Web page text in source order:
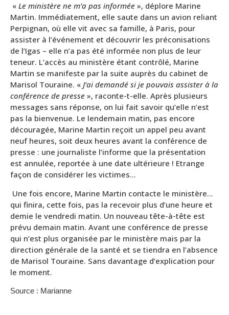
« Le ministère ne m’a pas informée », déplore Marine
Martin. Immédiatement, elle saute dans un avion reliant
Perpignan, où elle vit avec sa famille, à Paris, pour
assister à l’événement et découvrir les préconisations
de l’Igas – elle n’a pas été informée non plus de leur
teneur. L’accès au ministère étant contrôlé, Marine
Martin se manifeste par la suite auprès du cabinet de
Marisol Touraine. « J’ai demandé si je pouvais assister à la
conférence de presse », raconte-t-elle. Après plusieurs
messages sans réponse, on lui fait savoir qu’elle n’est
pas la bienvenue. Le lendemain matin, pas encore
découragée, Marine Martin reçoit un appel peu avant
neuf heures, soit deux heures avant la conférence de
presse : une journaliste l’informe que la présentation
est annulée, reportée à une date ultérieure ! Etrange
façon de considérer les victimes…
Une fois encore, Marine Martin contacte le ministère…
qui finira, cette fois, pas la recevoir plus d’une heure et
demie le vendredi matin. Un nouveau tête-à-tête est
prévu demain matin. Avant une conférence de presse
qui n’est plus organisée par le ministère mais par la
direction générale de la santé et se tiendra en l’absence
de Marisol Touraine. Sans davantage d’explication pour
le moment.
Source : Marianne